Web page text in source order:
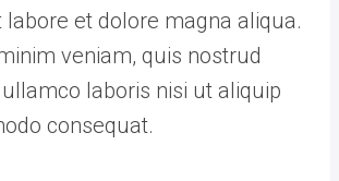
labore et dolore magna aliqua.
veniam, quis nostrud
laboris nisi ut aliquip
consequat.